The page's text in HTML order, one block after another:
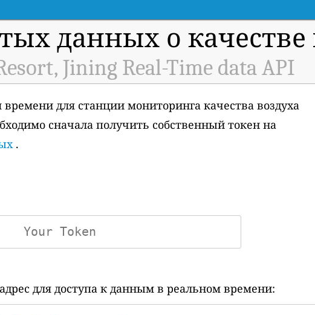
данных о качестве
Jining Real-Time data API
для станции мониторинга качества воздуха
сначала получить собственный токен на
.
для доступа к данным в реальном времени: